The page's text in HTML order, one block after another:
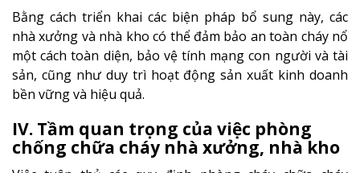
Bằng cách triển khai các biện pháp bổ sung này, các
nhà xưởng và nhà kho có thể đảm bảo an toàn cháy nổ
một cách toàn diện, bảo vệ tính mạng con người và tài
sản, cũng như duy trì hoạt động sản xuất kinh doanh
bền vững và hiệu quả.
IV. Tầm quan trọng của việc phòng
chống chữa cháy nhà xưởng, nhà kho